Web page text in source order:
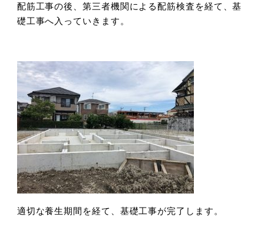
配筋工事の後、第三者機関による配筋検査を経て、基
礎工事へ入っていきます。
適切な養生期間を経て、基礎工事が完了します。